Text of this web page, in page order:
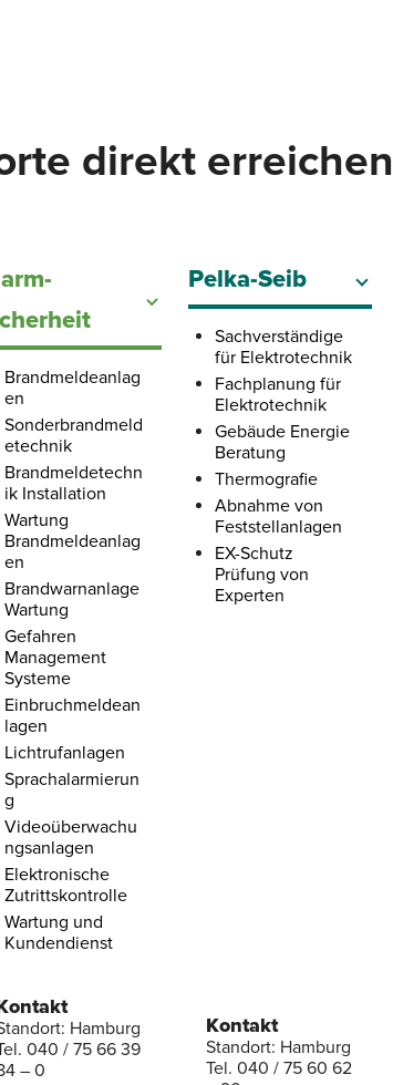
direkt erreichen
Brandmeldeanlag
en
Sonderbrandmeld
etechnik
Brandmeldetechn
ik Installation
Wartung
Brandmeldeanlag
en
Brandwarnanlage
Wartung
Gefahren
Management
Systeme
Einbruchmeldean
lagen
Lichtrufanlagen
Sprachalarmierun
g
Videoüberwachu
ngsanlagen
Elektronische
Zutrittskontrolle
Wartung und
Kundendienst
Hamburg
040 / 75 66 39
– 0
Pelka-Seib
Sachverständige
für Elektrotechnik
Fachplanung für
Elektrotechnik
Gebäude Energie
Beratung
Thermografie
Abnahme von
Feststellanlagen
EX-Schutz
Prüfung von
Experten
Kontakt
Standort: Hamburg
Tel. 040 / 75 60 62